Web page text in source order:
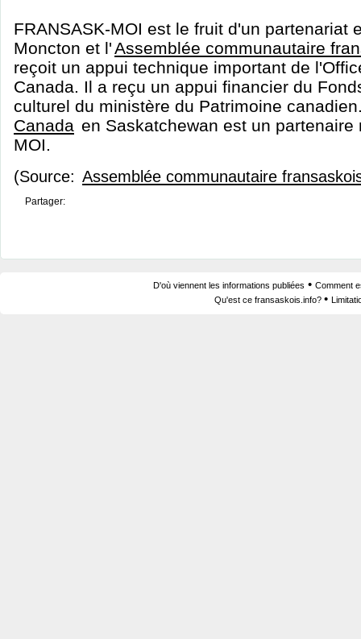
FRANSASK-MOI est le fruit d'un partenariat
Moncton et l'Assemblée communautaire
reçoit un appui technique important de
Canada. Il a reçu un appui financier du
culturel du ministère du Patrimoine
Canada en Saskatchewan est un partenaire
MOI.
(Source: Assemblée communautaire
Partager:
D'où viennent les informations publiées • Comment
Qu'est ce fransaskois.info? •